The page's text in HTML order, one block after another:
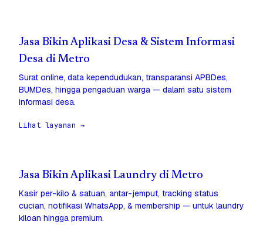
Jasa Bikin Aplikasi Desa & Sistem Informasi
Desa di Metro
Surat online, data kependudukan, transparansi APBDes,
BUMDes, hingga pengaduan warga — dalam satu sistem
informasi desa.
Lihat layanan →
Jasa Bikin Aplikasi Laundry di Metro
Kasir per-kilo & satuan, antar-jemput, tracking status
cucian, notifikasi WhatsApp, & membership — untuk laundry
kiloan hingga premium.